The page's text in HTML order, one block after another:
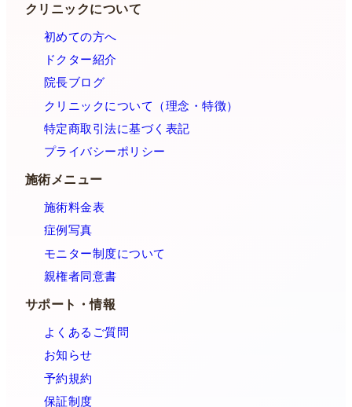
クリニックについて
初めての方へ
ドクター紹介
院長ブログ
クリニックについて（理念・特徴）
特定商取引法に基づく表記
プライバシーポリシー
施術メニュー
施術料金表
症例写真
モニター制度について
親権者同意書
サポート・情報
よくあるご質問
お知らせ
予約規約
保証制度